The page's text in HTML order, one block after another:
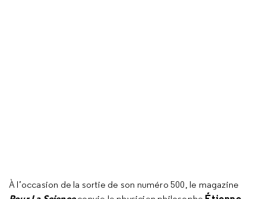
À l’occasion de la sortie de son numéro 500, le magazine